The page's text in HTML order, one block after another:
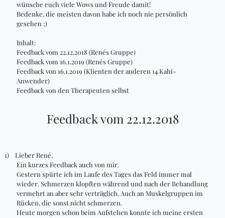
wünsche euch viele Wowsund Freude damit!
Bedenke, die meisten davon habe ich noch nie persönlich
gesehen ;)
Inhalt:
Feedback vom 22.12.2018 (Renés Gruppe)
Feedback vom 16.1.2019 (Renés Gruppe)
Feedback von 16.1.2019 (Klienten der anderen 14 Kahi-
Anwender)
Feedback von den Therapeuten selbst
Feedback vom 22.12.2018
1)
Lieber René,
Ein kurzes Feedback auch von mir.
Gestern spürte ich im Laufe des Tages das Feld immer mal
wieder. Schmerzen klopften während und nach der Behandlung
vermehrt an aber sehr verträglich. Auch an Muskelgruppen im
Rücken, die sonst nicht schmerzen.
Heute morgen schon beim Aufstehen konnte ich meine ersten